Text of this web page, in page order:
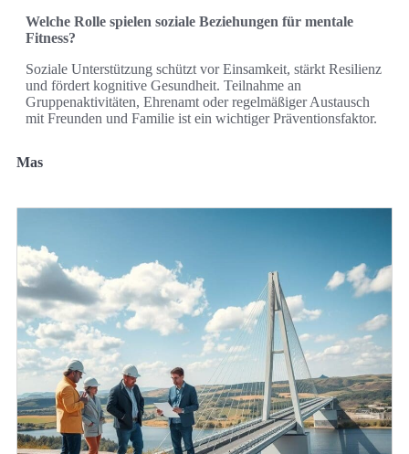
Welche Rolle spielen soziale Beziehungen für mentale
Fitness?
Soziale Unterstützung schützt vor Einsamkeit, stärkt Resilienz
und fördert kognitive Gesundheit. Teilnahme an
Gruppenaktivitäten, Ehrenamt oder regelmäßiger Austausch
mit Freunden und Familie ist ein wichtiger Präventionsfaktor.
Mas